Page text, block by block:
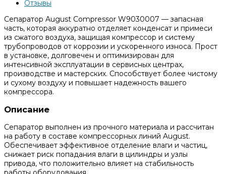
Отзывы
Сепаратор August Compressor W9030007 — запасная
часть, которая аккуратно отделяет конденсат и примеси
из сжатого воздуха, защищая компрессор и систему
трубопроводов от коррозии и ускоренного износа. Прост
в установке, долговечен и оптимизирован для
интенсивной эксплуатации в сервисных центрах,
производстве и мастерских. Способствует более чистому
и сухому воздуху и повышает надежность вашего
компрессора.
Описание
Сепаратор выполнен из прочного материала и рассчитан
на работу в составе компрессорных линий August.
Обеспечивает эффективное отделение влаги и частиц,
снижает риск попадания влаги в цилиндры и узлы
привода, что положительно влияет на стабильность